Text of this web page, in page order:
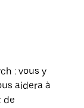
: vous y
aidera à
de